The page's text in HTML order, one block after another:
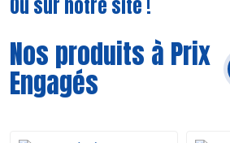
Ou sur notre site !
Nos produits à Prix
Engagés